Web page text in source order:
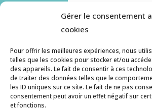
Gérer le consentement
cookies
Pour offrir les meilleures expériences, nous
telles que les cookies pour stocker et/ou
des appareils. Le fait de consentir à ces
de traiter des données telles que le
les ID uniques sur ce site. Le fait de ne pas
consentement peut avoir un effet négatif sur
et fonctions.
Histoire de pâtes utilise des
savoir plus, ainsi que sur la
confidentialité, cliquez